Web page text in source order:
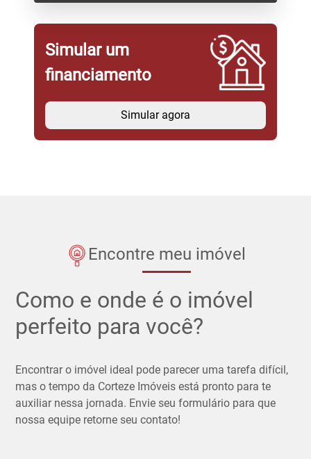
Simular um
financiamento
Simular agora
Encontre meu imóvel
Como e onde é o imóvel
perfeito para você?
Encontrar o imóvel ideal pode parecer uma tarefa difícil,
mas o tempo da Corteze Imóveis está pronto para te
auxiliar nessa jornada. Envie seu formulário para que
nossa equipe retorne seu contato!